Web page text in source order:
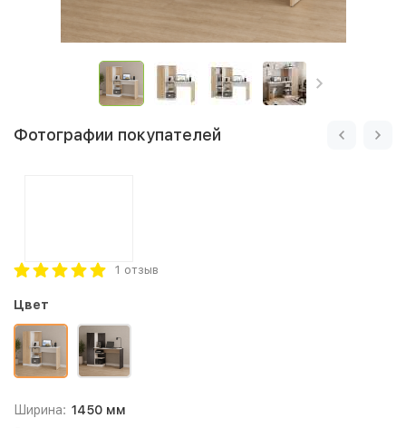
Фотографии покупателей
1 отзыв
Цвет
Ширина: 1450 мм